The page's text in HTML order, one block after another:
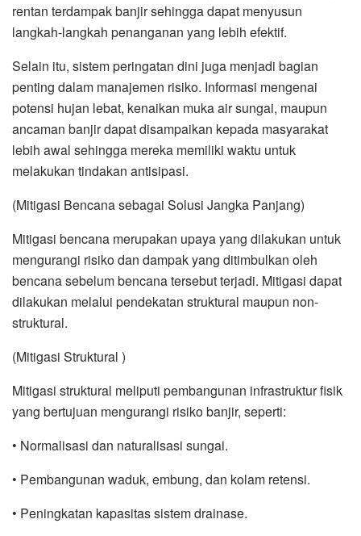
rentan terdampak banjir sehingga dapat menyusun
langkah-langkah penanganan yang lebih efektif.
Selain itu, sistem peringatan dini juga menjadi bagian
penting dalam manajemen risiko. Informasi mengenai
potensi hujan lebat, kenaikan muka air sungai, maupun
ancaman banjir dapat disampaikan kepada masyarakat
lebih awal sehingga mereka memiliki waktu untuk
melakukan tindakan antisipasi.
(Mitigasi Bencana sebagai Solusi Jangka Panjang)
Mitigasi bencana merupakan upaya yang dilakukan untuk
mengurangi risiko dan dampak yang ditimbulkan oleh
bencana sebelum bencana tersebut terjadi. Mitigasi dapat
dilakukan melalui pendekatan struktural maupun non-
struktural.
(Mitigasi Struktural )
Mitigasi struktural meliputi pembangunan infrastruktur fisik
yang bertujuan mengurangi risiko banjir, seperti:
• Normalisasi dan naturalisasi sungai.
• Pembangunan waduk, embung, dan kolam retensi.
• Peningkatan kapasitas sistem drainase.